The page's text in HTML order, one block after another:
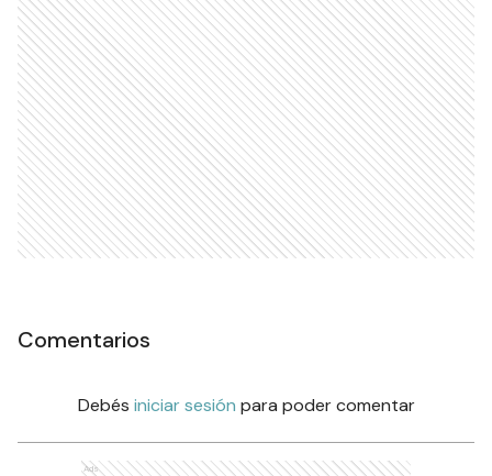
Comentarios
Debés iniciar sesión para poder comentar
Ads